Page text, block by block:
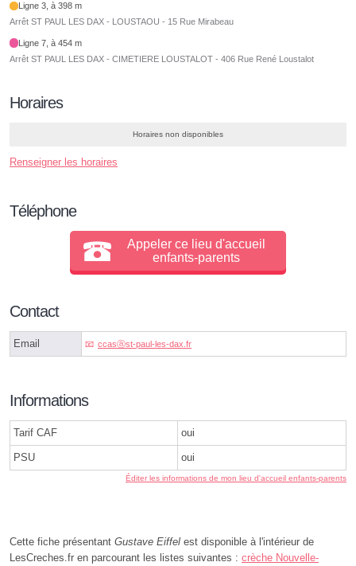
Ligne 3, à 398 m
Arrêt ST PAUL LES DAX - LOUSTAOU - 15 Rue Mirabeau
Ligne 7, à 454 m
Arrêt ST PAUL LES DAX - CIMETIERE LOUSTALOT - 406 Rue René Loustalot
Horaires
Horaires non disponibles
Renseigner les horaires
Téléphone
Appeler ce lieu d'accueil
enfants-parents
Contact
Email ccasⓐst-paul-les-dax.fr
Informations
Tarif CAF oui
PSU oui
Éditer les informations de mon lieu d'accueil enfants-parents
Cette fiche présentant Gustave Eiffel est disponible à l'intérieur de
LesCreches.fr en parcourant les listes suivantes : crèche Nouvelle-